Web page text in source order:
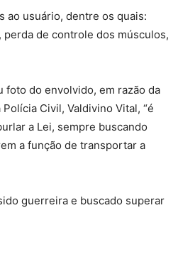
ao usuário, dentre os quais:
de controle dos músculos,
foto do envolvido, em razão da
Civil, Valdivino Vital, “é
a Lei, sempre buscando
a função de transportar a
guerreira e buscado superar